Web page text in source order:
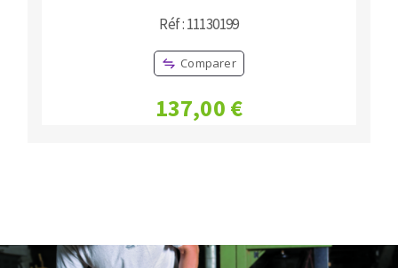
Réf : 11130199
Comparer
137,00 €